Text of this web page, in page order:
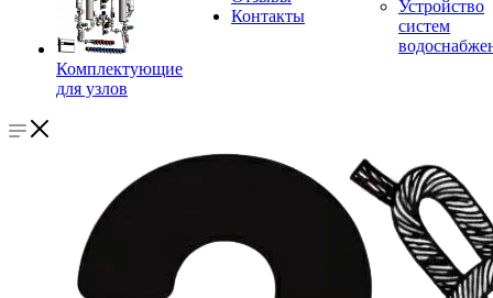
Комплектующие
для узлов
Контакты
Устройство
систем